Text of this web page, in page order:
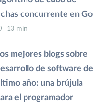
concurrente en Go
13 min
mejores blogs sobre
de software del
año: una brújula
el programador